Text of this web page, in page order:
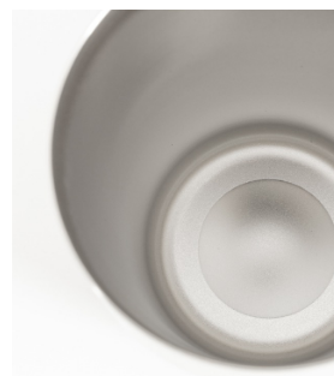
玉山商業銀行
星展
台新國際商業銀行
台灣樂天信用卡公司
元大商業銀行
玉山商業銀行
星展
台新國際商業銀行
台灣樂天信用卡公司
【關於「AFTEE先享後付」】
AFTEE先享後付是「在收到商品之後才付款」
便利好安心！
１．簡單：不需註冊會員、不需綁卡、不需儲值
２．便利：只要手機號碼，簡訊認證，即可結帳
３．安心：先確認商品／服務後，再付款。
【「AFTEE先享後付」結帳流程】
１．於結帳方式選擇「AFTEE先享後付」後，
結帳頁面，進行簡訊認證並確認金額後，即可完
２．訂單成立數日內，您將收到繳費通知簡訊。
３．收到繳費通知簡訊後14天內，點擊此簡訊
ATM／網路銀行／等多元方式進行付款，方視為
※ 請注意：結帳手續完成當下不需立刻繳費，
購買商品的店家。未經商家同意取消之訂單仍
運送方式
每筆NT$100，滿NT$2,000(含以上)免運